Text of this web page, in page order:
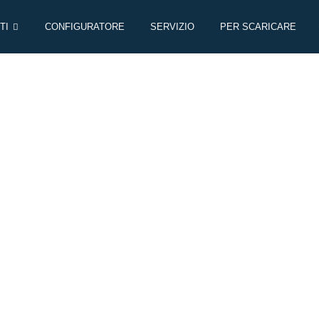
CONFIGURATORE SERVIZIO PER SCARICARE